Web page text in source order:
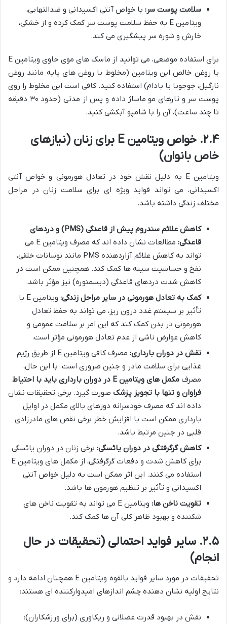
سلامت پوست سر: با خواص آنتی اکسیدانی و ضدالتهابی،
ویتامین E به حفظ سلامت پوست سر کمک کرده و از خشکی،
خارش و شوره سر پیشگیری می کند.
برای استفاده موضعی، می توانید از ماسک های موی حاوی ویتامین E
یا روغن خالص این ویتامین (مخلوط با روغن های پایه مانند روغن
نارگیل، جوجوبا یا بادام) استفاده کنید. کافی است این مخلوط را روی
پوست سر و تارهای مو ماساژ داده و پس از مدتی (حدود ۳۰ دقیقه
تا چند ساعت)، آن را با شامپو آبکشی کنید.
۲.۴. خواص ویتامین E برای زنان (نیازهای
خاص بانوان)
ویتامین E به دلیل نقش خود در تعادل هورمونی و خواص آنتی
اکسیدانی، می تواند فواید ویژه ای برای سلامت زنان در مراحل
مختلف زندگی داشته باشد.
کاهش علائم سندروم پیش از قاعدگی (PMS) و دردهای
قاعدگی:
مطالعات نشان داده اند که مصرف ویتامین E می
تواند به کاهش علائم آزاردهنده PMS مانند نوسانات خلقی،
نفخ و حساسیت سینه ها کمک کند. همچنین ممکن است در
کاهش شدت دردهای قاعدگی (دیسمنوره) نیز مؤثر باشد.
کمک به تعادل هورمونی در سایر مراحل زندگی:
ویتامین E با
تأثیر بر سیستم غدد درون ریز، می تواند به حفظ تعادل
هورمونی در بدن کمک کند که این امر بر سلامت عمومی و
کاهش عوارض ناشی از عدم تعادل هورمونی مؤثر است.
نقش در دوران بارداری:
مصرف کافی ویتامین E از طریق رژیم
غذایی برای سلامت مادر و جنین ضروری است. با این حال،
مصرف
مکمل های ویتامین E در دوران بارداری باید با احتیاط
فراوان و تنها با تجویز پزشک صورت گیرد. برخی تحقیقات نشان
داده اند که مصرف خودسرانه دوزهای بالای مکمل در اوایل
بارداری ممکن است با افزایش خطر برخی نقص های مادرزادی
قلبی در جنین مرتبط باشد.
کاهش گرگرفتگی در دوران یائسگی: برخی زنان در دوران یائسگی
برای کاهش شدت و دفعات گرگرفتگی، از مکمل های ویتامین E
استفاده می کنند. این اثر ممکن است به دلیل خواص آنتی
اکسیدانی و تأثیر بر تنظیم هورمون ها باشد.
تقویت ناخن ها:
ویتامین E می تواند به تقویت ناخن های
شکننده و بهبود ظاهر کلی آن ها کمک کند.
۲.۵. سایر فواید احتمالی (تحقیقات در حال
انجام)
تحقیقات در مورد سایر فواید بالقوه ویتامین E همچنان ادامه دارد و
نتایج اولیه نشان دهنده چشم اندازهای امیدوارکننده ای هستند:
نقش در بهبود قدرت عضلانی و ریکاوری (برای ورزشکاران):